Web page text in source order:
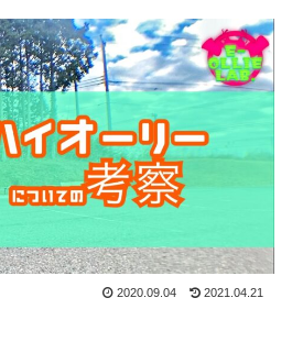
2020.09.04 2021.04.21